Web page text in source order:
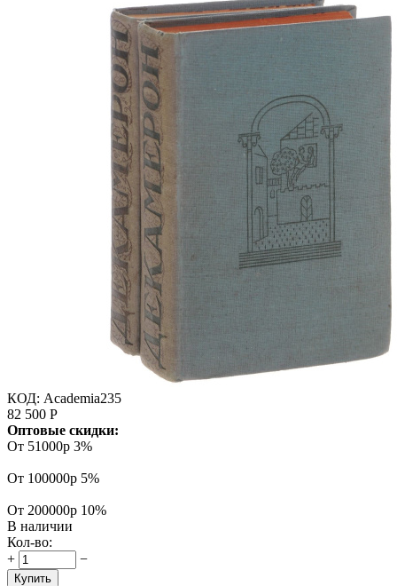
КОД: Academia235
82 500 Р
Оптовые скидки:
От 51000р 3%
От 100000р 5%
От 200000р 10%
В наличии
Кол-во:
+
−
Купить